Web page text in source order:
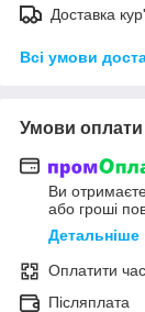
Доставка
Всі умови
Умови оплати
Ви
або гроші
Детальніше
Оплатити
Післяплата